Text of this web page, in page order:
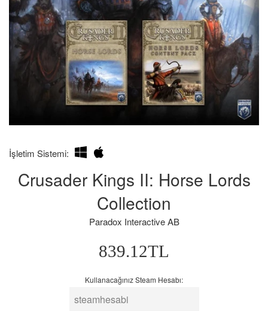
Crusader Kings II: Horse Lords
Collection
Paradox Interactive AB
Normal
Fiyat
839.12TL
Kullanacağınız Steam Hesabı:
Kendim
Aldığımı:
Bilgilerin
olması
İşletim Sistemi: